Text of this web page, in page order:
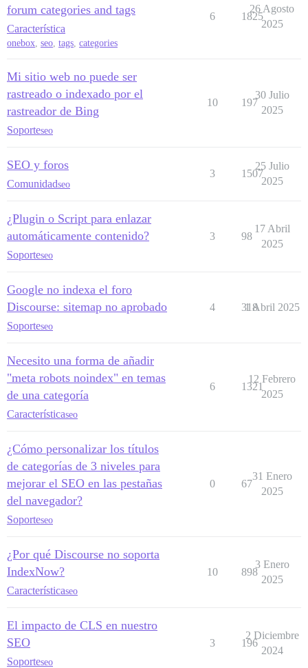
forum categories and tags
Característica
onebox, seo, tags, categories
6 1825
26 Agosto
2025
Mi sitio web no puede ser
rastreado o indexado por el
rastreador de Bing
Soporteseo
10 197
30 Julio
2025
SEO y foros
Comunidadseo
3 1507
25 Julio
2025
¿Plugin o Script para enlazar
automáticamente contenido?
Soporteseo
3 98
17 Abril
2025
Google no indexa el foro
Discourse: sitemap no aprobado
Soporteseo
4 318
1 Abril 2025
Necesito una forma de añadir
"meta robots noindex" en temas
de una categoría
Característicaseo
6 1321
12 Febrero
2025
¿Cómo personalizar los títulos
de categorías de 3 niveles para
mejorar el SEO en las pestañas
del navegador?
Soporteseo
0 67
31 Enero
2025
¿Por qué Discourse no soporta
IndexNow?
Característicaseo
10 898
3 Enero
2025
El impacto de CLS en nuestro
SEO
Soporteseo
3 196
2 Diciembre
2024